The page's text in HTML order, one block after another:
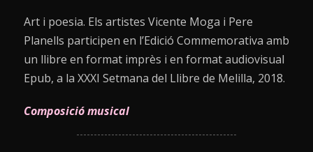
Art i poesia. Els artistes Vicente Moga i Pere
Planells participen en l’Edició Commemorativa amb
un llibre en format imprès i en format audiovisual
Epub, a la XXXI Setmana del Llibre de Melilla, 2018.
Composició musical